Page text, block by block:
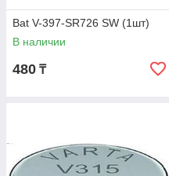
Bat V-397-SR726 SW (1шт)
В наличии
480 ₸